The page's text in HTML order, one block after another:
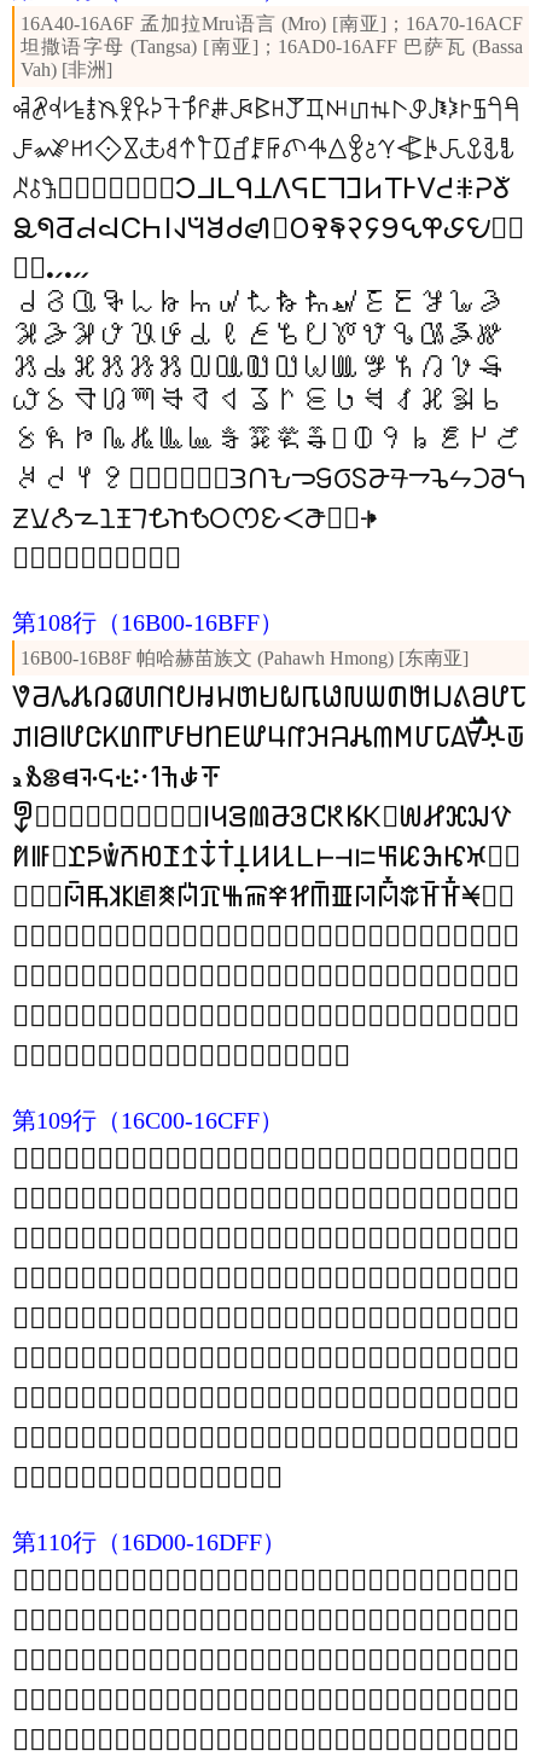
16A40-16A6F 孟加拉Mru语言 (Mro) [南亚]；16A70-16ACF
坦撒语字母 (Tangsa) [南亚]；16AD0-16AFF 巴萨瓦 (Bassa
Vah) [非洲]
𖨀𖨁𖨂𖨃𖨄𖨅𖨆𖨇𖨈𖨉𖨊𖨋𖨌𖨍𖨎𖨏𖨐𖨑𖨒𖨓𖨔𖨕𖨖𖨗𖨘𖨙𖨚𖨛𖨜
𖨝𖨞𖨟𖨠𖨡𖨢𖨣𖨤𖨥𖨦𖨧𖨨𖨩𖨪𖨫𖨬𖨭𖨮𖨯𖨰𖨱𖨲𖨳𖨴𖨵
𖨶𖨷𖨸𖨹𖨺𖨻𖨼𖨽𖨾𖨿𖩀𖩁𖩂𖩃𖩄𖩅𖩆𖩇𖩈𖩉𖩊𖩋𖩌𖩍𖩎𖩏𖩐𖩑
𖩒𖩓𖩔𖩕𖩖𖩗𖩘 𖩙𖩚𖩛𖩜𖩝𖩞𖩟𖩠𖩡𖩢𖩣𖩤𖩥𖩦𖩧𖩨𖩩𖩪𖩫
𖩬𖩭𖩮𖩯
𖩰 𖩱 𖩲 𖩳 𖩴 𖩵 𖩶 𖩷 𖩸 𖩹 𖩺𖩻 𖩼 𖩽 𖩾 𖩿 𖪀
𖪁 𖪂 𖪃 𖪄 𖪅𖪆 𖪇 𖪈 𖪉 𖪊 𖪋𖪌 𖪍 𖪎 𖪏 𖪐𖪑
𖪒 𖪓 𖪔 𖪕 𖪖 𖪗 𖪘𖪙𖪚 𖪛 𖪜𖪝 𖪞 𖪟 𖪠 𖪡 𖪢
𖪣 𖪤 𖪥 𖪦 𖪧 𖪨 𖪩 𖪪 𖪫 𖪬 𖪭 𖪮 𖪯 𖪰 𖪱 𖪲 𖪳
𖪴 𖪵 𖪶 𖪷 𖪸 𖪹 𖪺 𖪻 𖪼 𖪽 𖪾 𖪿 𖫀 𖫁 𖫂 𖫃 𖫄 𖫅
𖫆 𖫇 𖫈 𖫉 𖫊𖫋𖫌𖫍𖫎𖫏𖫐𖫑𖫒𖫓𖫔𖫕𖫖𖫗𖫘𖫙𖫚𖫛𖫜𖫝𖫞
𖫟𖫠𖫡𖫢𖫣𖫤𖫥𖫦𖫧𖫨𖫩𖫪𖫫𖫬𖫭𖫮𖫯𖫵
𖫶𖫷𖫸𖫹𖫺𖫻𖫼𖫽𖫾𖫿
第108行 （16B00-16BFF）
16B00-16B8F 帕哈赫苗族文 (Pahawh Hmong) [东南亚]
𖬀𖬁𖬂𖬃𖬄𖬅𖬆𖬇𖬈𖬉𖬊𖬋𖬌𖬍𖬎𖬏𖬐𖬑𖬒𖬓𖬔𖬕𖬖𖬗𖬘
𖬙𖬚𖬛𖬜𖬝𖬞𖬟𖬠𖬡𖬢𖬣𖬤𖬥𖬦𖬧𖬨𖬩𖬪𖬫𖬬𖬭𖬮𖬯𖬷𖬸
𖬹𖬺𖬻𖬼𖬽𖬾𖬿𖭀𖭁𖭂𖭃𖭄
𖭅𖭆𖭇𖭈𖭉𖭊𖭋𖭌𖭍𖭎𖭏𖭐𖭑𖭒𖭓𖭔𖭕𖭖𖭗𖭘𖭙𖭚𖭛𖭜𖭝𖭞𖭟
𖭠𖭡𖭢𖭣𖭤𖭥𖭦𖭧𖭨𖭩𖭪𖭫𖭬𖭭𖭮𖭯𖭰𖭱𖭲𖭳𖭴𖭵𖭶𖭷𖭸𖭹
𖭺𖭻𖭼𖭽𖭾𖭿𖮀𖮁𖮂𖮃𖮄𖮅𖮆𖮇𖮈𖮉𖮊𖮋𖮌𖮍𖮎𖮏𖮐𖮑
𖮒𖮓𖮔𖮕𖮖𖮗𖮘𖮙𖮚𖮛𖮜𖮝𖮞𖮟𖮠𖮡𖮢𖮣𖮤𖮥𖮦𖮧𖮨𖮩𖮪𖮫𖮬𖮭𖮮𖮯
𖮰𖮱𖮲𖮳𖮴𖮵𖮶𖮷𖮸𖮹𖮺𖮻𖮼𖮽𖮾𖮿𖯀𖯁𖯂𖯃𖯄𖯅𖯆𖯇𖯈𖯉𖯊𖯋𖯌𖯍
𖯎𖯏𖯐𖯑𖯒𖯓𖯔𖯕𖯖𖯗𖯘𖯙𖯚𖯛𖯜𖯝𖯞𖯟𖯠𖯡𖯢𖯣𖯤𖯥𖯦𖯧𖯨𖯩𖯪𖯫
𖯬𖯭𖯮𖯯𖯰𖯱𖯲𖯳𖯴𖯵𖯶𖯷𖯸𖯹𖯺𖯻𖯼𖯽𖯾𖯿
第109行 （16C00-16CFF）
𖰀𖰁𖰂𖰃𖰄𖰅𖰆𖰇𖰈𖰉𖰊𖰋𖰌𖰍𖰎𖰏𖰐𖰑𖰒𖰓𖰔𖰕𖰖𖰗𖰘𖰙𖰚𖰛𖰜𖰝
𖰞𖰟𖰠𖰡𖰢𖰣𖰤𖰥𖰦𖰧𖰨𖰩𖰪𖰫𖰬𖰭𖰮𖰯𖰰𖰱𖰲𖰳𖰴𖰵𖰶𖰷𖰸𖰹𖰺𖰻
𖰼𖰽𖰾𖰿𖱀𖱁𖱂𖱃𖱄𖱅𖱆𖱇𖱈𖱉𖱊𖱋𖱌𖱍𖱎𖱏𖱐𖱑𖱒𖱓𖱔𖱕𖱖𖱗𖱘𖱙
𖱚𖱛𖱜𖱝𖱞𖱟𖱠𖱡𖱢𖱣𖱤𖱥𖱦𖱧𖱨𖱩𖱪𖱫𖱬𖱭𖱮𖱯𖱰𖱱𖱲𖱳𖱴𖱵𖱶𖱷
𖱸𖱹𖱺𖱻𖱼𖱽𖱾𖱿𖲀𖲁𖲂𖲃𖲄𖲅𖲆𖲇𖲈𖲉𖲊𖲋𖲌𖲍𖲎𖲏𖲐𖲑𖲒𖲓𖲔𖲕
𖲖𖲗𖲘𖲙𖲚𖲛𖲜𖲝𖲞𖲟𖲠𖲡𖲢𖲣𖲤𖲥𖲦𖲧𖲨𖲩𖲪𖲫𖲬𖲭𖲮𖲯𖲰𖲱𖲲𖲳
𖲴𖲵𖲶𖲷𖲸𖲹𖲺𖲻𖲼𖲽𖲾𖲿𖳀𖳁𖳂𖳃𖳄𖳅𖳆𖳇𖳈𖳉𖳊𖳋𖳌𖳍𖳎𖳏𖳐𖳑
𖳒𖳓𖳔𖳕𖳖𖳗𖳘𖳙𖳚𖳛𖳜𖳝𖳞𖳟𖳠𖳡𖳢𖳣𖳤𖳥𖳦𖳧𖳨𖳩𖳪𖳫𖳬𖳭𖳮𖳯
𖳰𖳱𖳲𖳳𖳴𖳵𖳶𖳷𖳸𖳹𖳺𖳻𖳼𖳽𖳾𖳿
第110行 （16D00-16DFF）
𖴀𖴁𖴂𖴃𖴄𖴅𖴆𖴇𖴈𖴉𖴊𖴋𖴌𖴍𖴎𖴏𖴐𖴑𖴒𖴓𖴔𖴕𖴖𖴗𖴘𖴙𖴚𖴛𖴜𖴝
𖴞𖴟𖴠𖴡𖴢𖴣𖴤𖴥𖴦𖴧𖴨𖴩𖴪𖴫𖴬𖴭𖴮𖴯𖴰𖴱𖴲𖴳𖴴𖴵𖴶𖴷𖴸𖴹𖴺𖴻
𖴼𖴽𖴾𖴿𖵀𖵁𖵂𖵃𖵄𖵅𖵆𖵇𖵈𖵉𖵊𖵋𖵌𖵍𖵎𖵏𖵐𖵑𖵒𖵓𖵔𖵕𖵖𖵗𖵘𖵙
𖵚𖵛𖵜𖵝𖵞𖵟𖵠𖵡𖵢𖵣𖵤𖵥𖵦𖵨𖵧𖵩𖵪𖵫𖵬𖵭𖵮𖵯𖵰𖵱𖵲𖵳𖵴𖵵𖵶𖵷
𖵸𖵹𖵺𖵻𖵼𖵽𖵾𖵿𖶀𖶁𖶂𖶃𖶄𖶅𖶆𖶇𖶈𖶉𖶊𖶋𖶌𖶍𖶎𖶏𖶐𖶑𖶒𖶓𖶔𖶕